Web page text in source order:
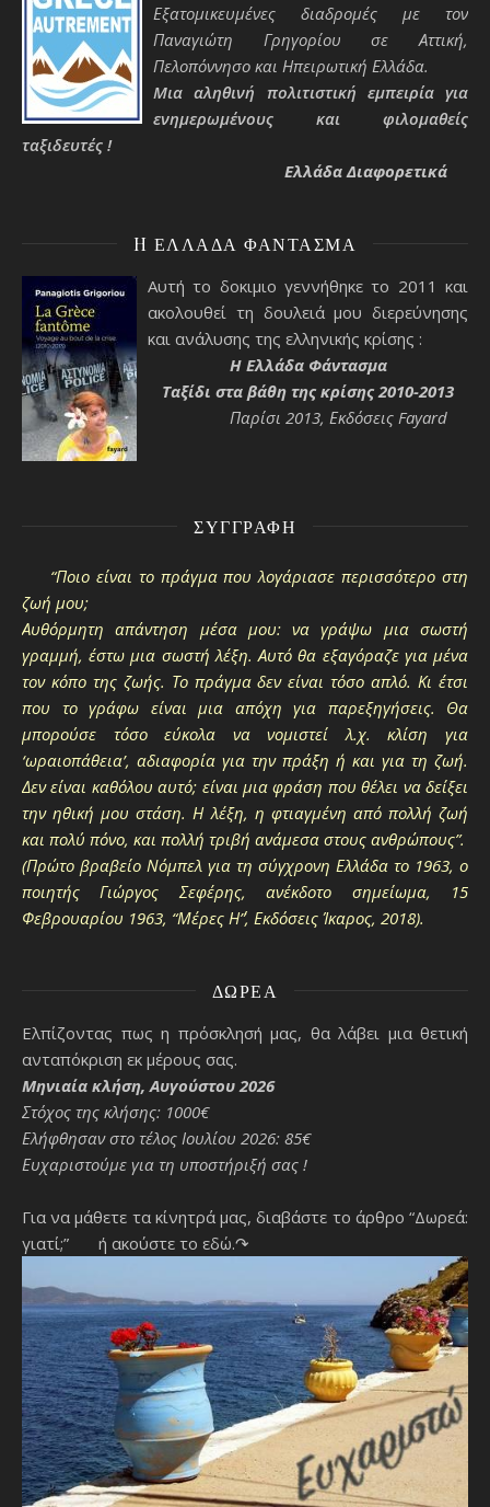
Εξατομικευμένες διαδρομές με τον
Παναγιώτη Γρηγορίου σε Αττική,
Πελοπόννησο και Ηπειρωτική Ελλάδα.
Μια αληθινή πολιτιστική εμπειρία για
ενημερωμένους και φιλομαθείς
ταξιδευτές !
Ελλάδα Διαφορετικά
H ΕΛΛΆΔΑ ΦΆΝΤΑΣΜΑ
Αυτή το δοκιμιο γεννήθηκε το 2011 και
ακολουθεί τη δουλειά μου διερεύνησης
και ανάλυσης της ελληνικής κρίσης :
H Ελλάδα Φάντασμα
Ταξίδι στα βάθη της κρίσης 2010-2013
Παρίσι 2013, Εκδόσεις Fayard
ΣΥΓΓΡΑΦΉ
“Ποιο είναι το πράγμα που λογάριασε περισσότερο στη
ζωή μου;
Αυθόρμητη απάντηση μέσα μου: να γράψω μια σωστή
γραμμή, έστω μια σωστή λέξη. Αυτό θα εξαγόραζε για μένα
τον κόπο της ζωής. Το πράγμα δεν είναι τόσο απλό. Κι έτσι
που το γράφω είναι μια απόχη για παρεξηγήσεις. Θα
μπορούσε τόσο εύκολα να νομιστεί λ.χ. κλίση για
‘ωραιοπάθεια’, αδιαφορία για την πράξη ή και για τη ζωή.
Δεν είναι καθόλου αυτό; είναι μια φράση που θέλει να δείξει
την ηθική μου στάση. Η λέξη, η φτιαγμένη από πολλή ζωή
και πολύ πόνο, και πολλή τριβή ανάμεσα στους ανθρώπους”.
(Πρώτο βραβείο Νόμπελ για τη σύγχρονη Ελλάδα το 1963, ο
ποιητής Γιώργος Σεφέρης, ανέκδοτο σημείωμα, 15
Φεβρουαρίου 1963, “Μέρες Η΄”, Εκδόσεις Ίκαρος, 2018).
ΔΩΡΕΆ
Ελπίζοντας πως η πρόσκλησή μας, θα λάβει μια θετική
ανταπόκριση εκ μέρους σας.
Μηνιαία κλήση, Αυγούστου 2026
Στόχος της κλήσης: 1000€
Ελήφθησαν στο τέλος Ιουλίου 2026: 85€
Ευχαριστούμε για τη υποστήριξή σας !
Για να μάθετε τα κίνητρά μας, διαβάστε το άρθρο “Δωρεά:
γιατί;”
ή ακούστε το εδώ.↷